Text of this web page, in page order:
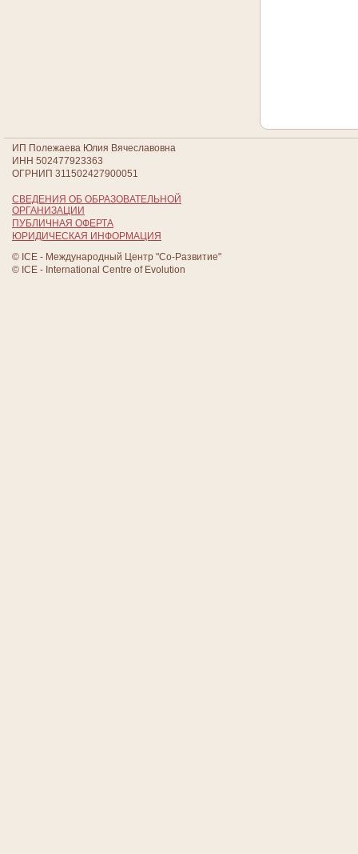
ИП Полежаева Юлия Вячеславовна
ИНН 502477923363
ОГРНИП 311502427900051
СВЕДЕНИЯ ОБ ОБРАЗОВАТЕЛЬНОЙ
ОРГАНИЗАЦИИ
ПУБЛИЧНАЯ ОФЕРТА
ЮРИДИЧЕСКАЯ ИНФОРМАЦИЯ
© ICE - Международный Центр "Со-Развитие"
© ICE - International Centre of Evolution